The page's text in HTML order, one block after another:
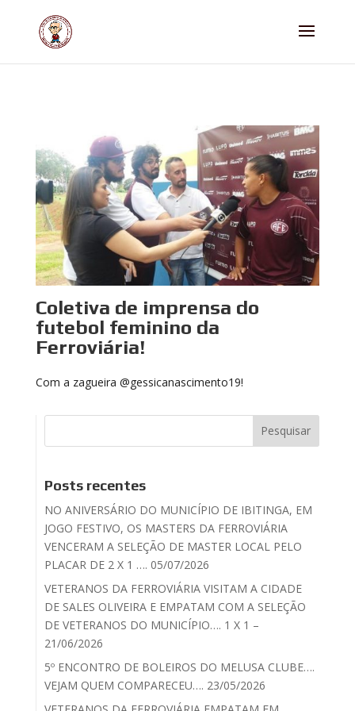
Coletiva de imprensa do
futebol feminino da
Ferroviária!
Com a zagueira @gessicanascimento19!
Posts recentes
NO ANIVERSÁRIO DO MUNICÍPIO DE IBITINGA, EM
JOGO FESTIVO, OS MASTERS DA FERROVIÁRIA
VENCERAM A SELEÇÃO DE MASTER LOCAL PELO
PLACAR DE 2 X 1 …. 05/07/2026
VETERANOS DA FERROVIÁRIA VISITAM A CIDADE
DE SALES OLIVEIRA E EMPATAM COM A SELEÇÃO
DE VETERANOS DO MUNICÍPIO…. 1 X 1 –
21/06/2026
5º ENCONTRO DE BOLEIROS DO MELUSA CLUBE….
VEJAM QUEM COMPARECEU…. 23/05/2026